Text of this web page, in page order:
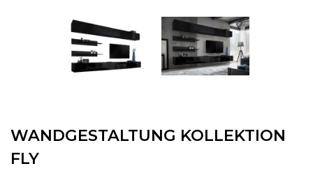
WANDGESTALTUNG KOLLEKTION
FLY